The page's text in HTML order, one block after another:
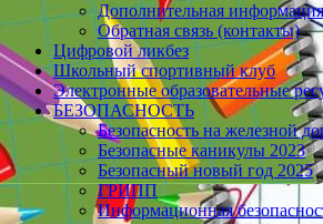
Дополнительная информация
Обратная связь (контакты)
Цифровой ликбез
Школьный спортивный клуб
Электронные образовательные
БЕЗОПАСНОСТЬ
Безопасность на железной
Безопасные каникулы 2023
Безопасный новый год 2025
ГРИПП
Информационная